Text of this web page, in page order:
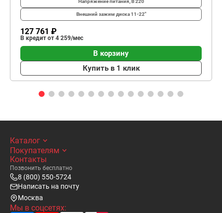
Напряжение питания, В220
Внешний зажим диска11-22"
127 761 ₽
В кредит от 4 259/мес
В корзину
Купить в 1 клик
Каталог
Покупателям
Контакты
Позвонить бесплатно
8 (800) 550-5724
Написать на почту
Москва
Мы в соцсетях: